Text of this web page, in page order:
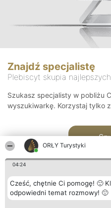
ORŁY Turystyki
04:24
Cześć, chętnie Ci pomogę! 🙂
odpowiedni temat rozmowy! 🙂
Znajdź specjalistę
Plebiscyt skupia
Szukasz specjalisty w pobliżu
wyszukiwarkę. Korzystaj tylko